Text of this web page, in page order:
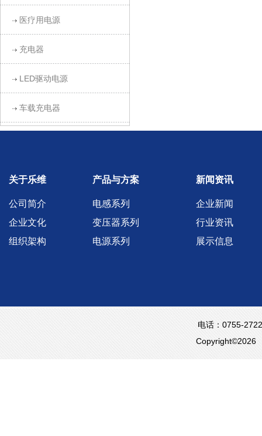
医疗用电源
充电器
LED驱动电源
车载充电器
关于乐维 产品与方案 新闻资讯
公司简介
企业文化
组织架构
电感系列
变压器系列
电源系列
企业新闻
行业资讯
展示信息
电话：0755-
Copyright©2026